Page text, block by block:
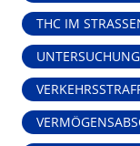
THC IM